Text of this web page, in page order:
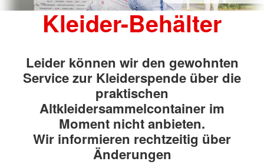
Kleider-Behälter
Leider können wir den gewohnten
Service zur Kleiderspende über die
praktischen
Altkleidersammelcontainer im
Moment nicht anbieten.
Wir informieren rechtzeitig über
Änderungen